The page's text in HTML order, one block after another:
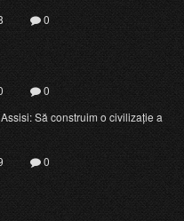
0
0
Să construim o civilizație a
0